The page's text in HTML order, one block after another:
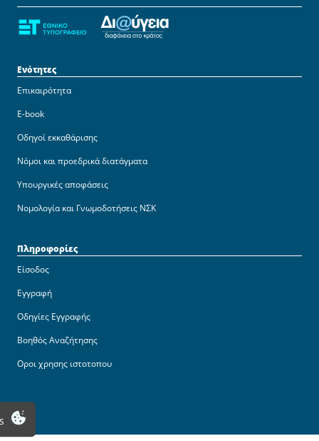
Ενότητες
Επικαιρότητα
E-book
Οδηγοί εκκαθάρισης
Νόμοι και προεδρικά διατάγματα
Υπουργικές αποφάσεις
Νομολογία και Γνωμοδοτήσεις ΝΣΚ
Πληροφορίες
Είσοδος
Εγγραφή
Οδηγίες Εγγραφής
Βοηθός Αναζήτησης
Οροι χρησης ιστοτοπου